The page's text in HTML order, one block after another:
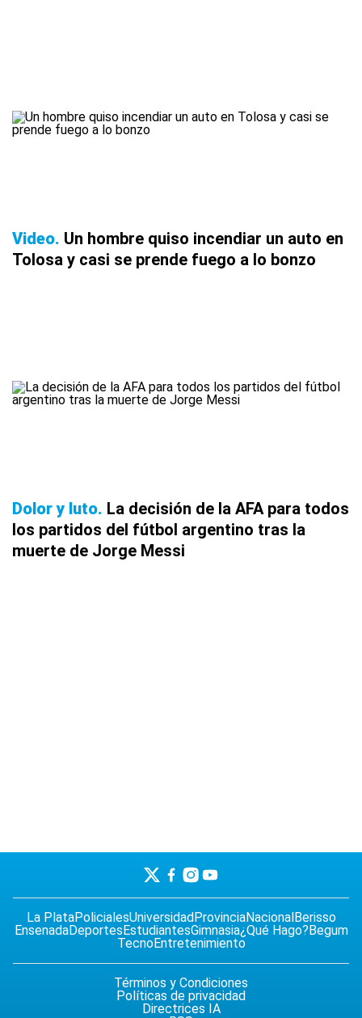
Video Un hombre quiso incendiar un auto en
Tolosa y casi se prende fuego a lo bonzo
Dolor y luto La decisión de la AFA para todos
los partidos del fútbol argentino tras la
muerte de Jorge Messi
La PlataPolicialesUniversidadProvinciaNacionalBerisso
EnsenadaDeportesEstudiantesGimnasia¿Qué Hago?Begum
TecnoEntretenimiento
Términos y Condiciones
Políticas de privacidad
Directrices IA